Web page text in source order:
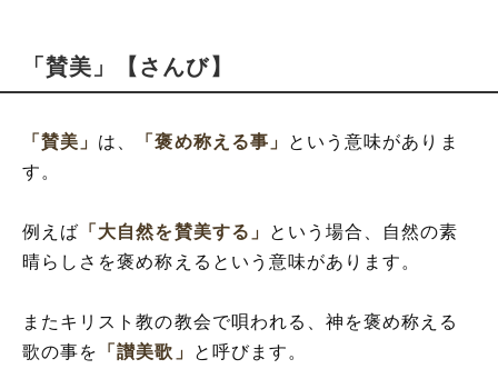
「賛美」【さんび】
「賛美」 は、 「褒め称える事」
という意味がありま
す。
例えば 「大自然を賛美する」
という場合、自然の素
晴らしさを褒め称えるという意味があります。
またキリスト教の教会で唄われる、神を褒め称える
歌の事を
「讃美歌」 と呼びます。